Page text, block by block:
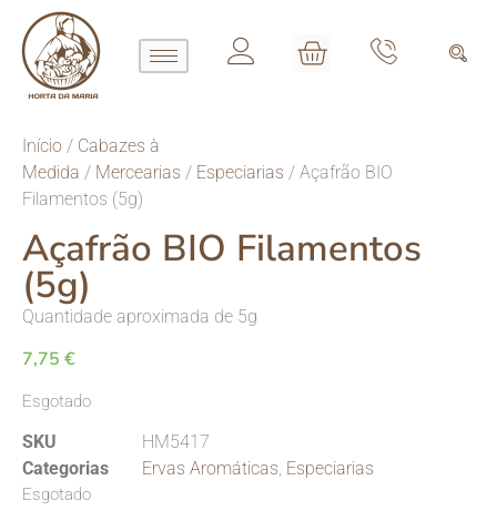
Início / Cabazes à
Medida / Mercearias / Especiarias / Açafrão BIO
Filamentos (5g)
Açafrão BIO Filamentos
(5g)
Quantidade aproximada de 5g
7,75 €
Esgotado
SKU
HM5417
Categorias
Ervas Aromáticas, Especiarias
Esgotado